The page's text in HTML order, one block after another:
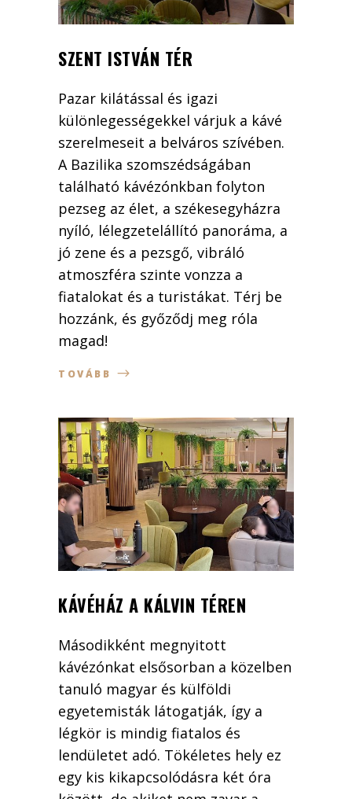
SZENT ISTVÁN TÉR
Pazar kilátással és igazi
különlegességekkel várjuk a kávé
szerelmeseit a belváros szívében.
A Bazilika szomszédságában
található kávézónkban folyton
pezseg az élet, a székesegyházra
nyíló, lélegzetelállító panoráma, a
jó zene és a pezsgő, vibráló
atmoszféra szinte vonzza a
fiatalokat és a turistákat. Térj be
hozzánk, és győződj meg róla
magad!
TOVÁBB
KÁVÉHÁZ A KÁLVIN TÉREN
Másodikként megnyitott
kávézónkat elsősorban a közelben
tanuló magyar és külföldi
egyetemisták látogatják, így a
légkör is mindig fiatalos és
lendületet adó. Tökéletes hely ez
egy kis kikapcsolódásra két óra